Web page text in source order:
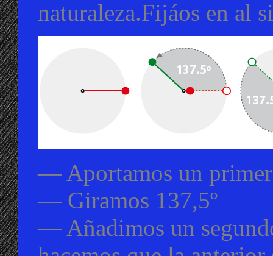
naturaleza.Fijáos en al
— Aportamos un
— Giramos 137,5º
— Añadimos un